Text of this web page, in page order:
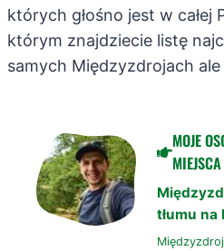
których głośno jest w całej
którym znajdziecie listę
samych Międzyzdrojach
MOJE
MIEJSCA
tłumu na